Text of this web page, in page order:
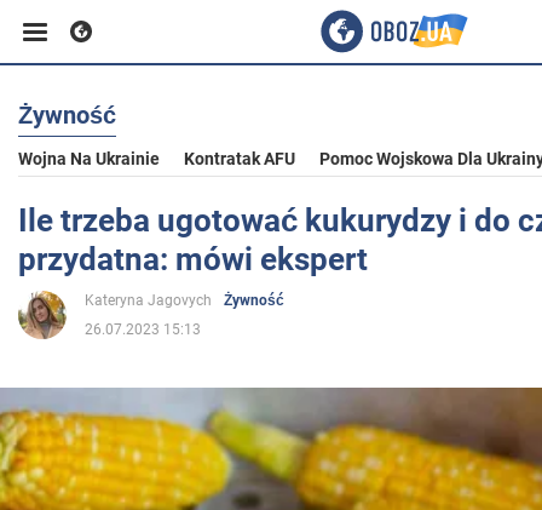
Biznes
Sport
Rozrywka
Polityka
Żywność
Wojna Na Ukrainie Kontratak AFU Pomoc Wojskowa Dla
Ile trzeba ugotować kukurydzy i do
przydatna: mówi ekspert
Kateryna Jagovych
Żywność
26.07.2023 15:13